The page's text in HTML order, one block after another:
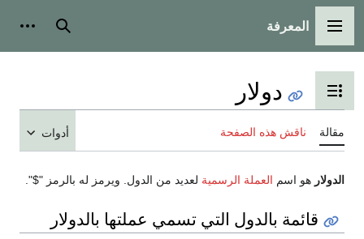
القائمة الرئيسية
المعرفة بحث
تبديل عرض جدول المحتويات
دولار
مقالة ناقش هذه الصفحة أدوات
الدولار هو اسم العملة الرسمية لعديد من الدول. ويرمز له بالرمز "$".
قائمة بالدول التي تسمي عملتها بالدولار